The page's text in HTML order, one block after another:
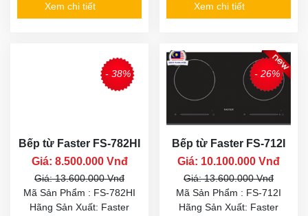
Xem chi tiết
Xem chi tiết
- 38%
Bếp từ Faster FS-782HI
Giá: 8.500.000 Vnđ
Giá: 13.600.000 Vnđ
Mã Sản Phẩm : FS-782HI
Hãng Sản Xuất: Faster
- 26%
Bếp từ Faster FS-712I
Giá: 10.100.000 Vnđ
Giá: 13.600.000 Vnđ
Mã Sản Phẩm : FS-712I
Hãng Sản Xuất: Faster